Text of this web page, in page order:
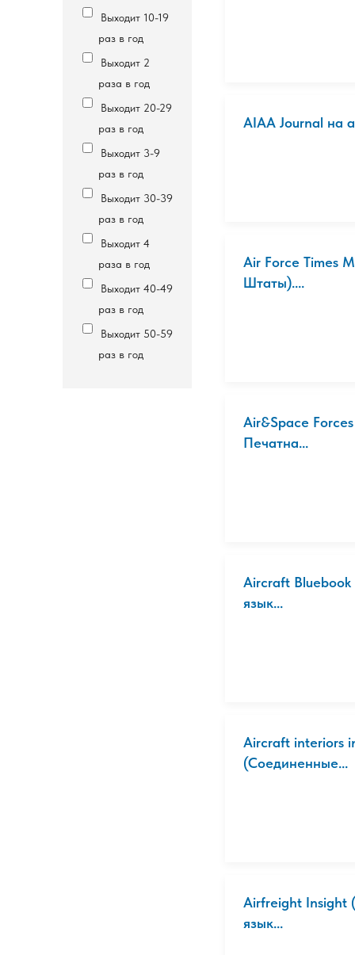
Выходит 10-19
раз в год
Выходит 2
раза в год
Выходит 20-29
раз в год
Выходит 3-9
раз в год
Выходит 30-39
раз в год
Выходит 4
раза в год
Выходит 40-49
раз в год
Выходит 50-59
раз в год
AIAA Journal на
Air Force Times
Штаты)....
Air&Space
Печатна...
Aircraft Bluebook
язык...
Aircraft interiors
(Соединенные...
Airfreight Insight
язык...